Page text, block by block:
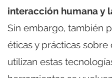
interacción humana y
Sin embargo, también
éticas y prácticas
utilizan estas